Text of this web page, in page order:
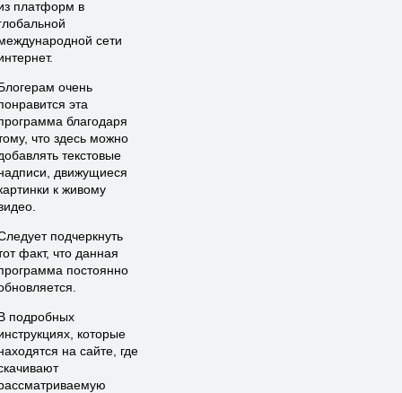
платформ в
сети
очень
эта
благодаря
что здесь можно
текстовые
движущиеся
к живому
подчеркнуть
факт, что данная
постоянно
подробных
которые
на сайте, где